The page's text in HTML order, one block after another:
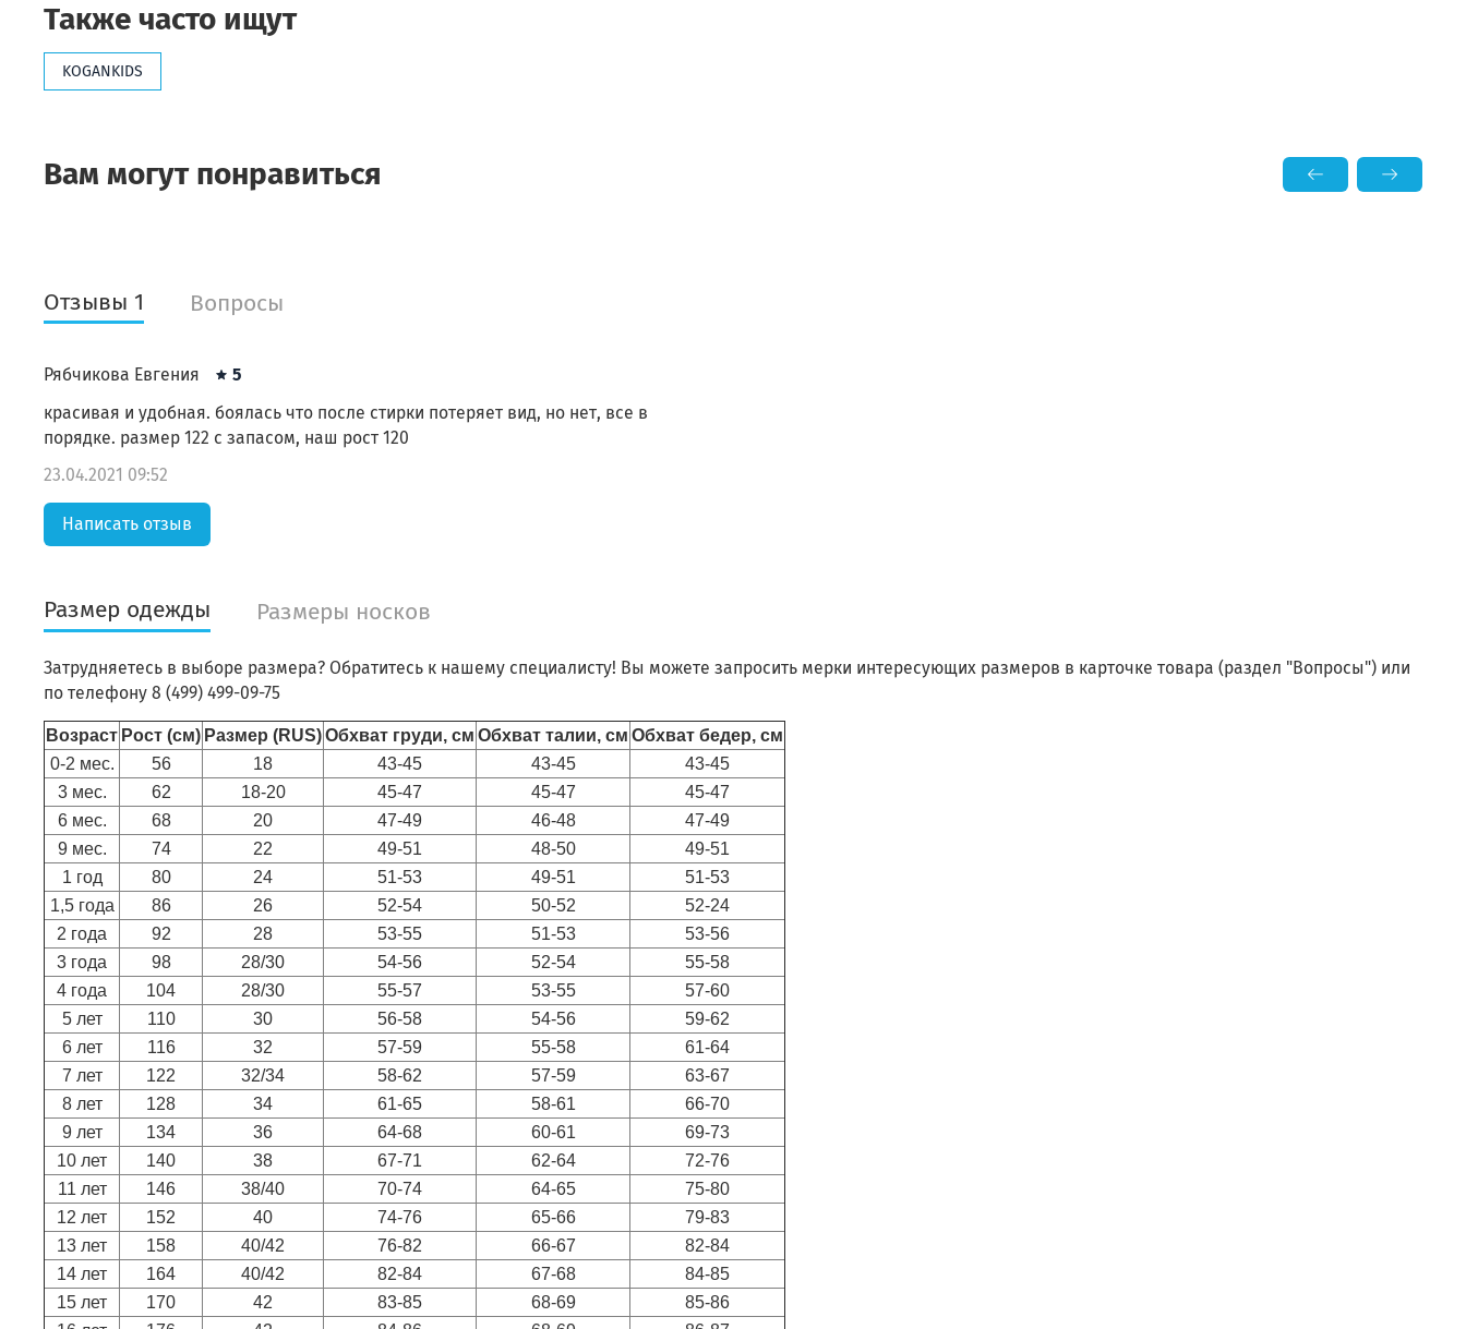
Также часто ищут
KOGANKIDS
Вам могут понравиться
Отзывы 1 Вопросы
Рябчикова Евгения
5
красивая и удобная. боялась что после стирки потеряет вид, но нет, все в
порядке. размер 122 с запасом, наш рост 120
23.04.2021 09:52
Написать отзыв
Размер одежды Размеры носков
Затрудняетесь в выборе размера? Обратитесь к нашему специалисту! Вы можете запросить мерки интересующих размеров в карточке товара (раздел "Вопросы") или
по телефону 8 (499) 499-09-75
Возраст Рост (см) Размер (RUS)Обхват груди, см Обхват талии, см Обхват бедер, см
0-2 мес.
56 18 43-45 43-45
43-45
3 мес.
62 18-20 45-47 45-47
45-47
6 мес.
68 20 47-49 46-48
47-49
9 мес.
74 22 49-51 48-50
49-51
1 год
80 24 51-53 49-51
51-53
1,5 года
86 26 52-54 50-52
52-24
2 года
92 28 53-55 51-53
53-56
3 года
98 28/30 54-56 52-54
55-58
4 года
104 28/30 55-57 53-55
57-60
5 лет
110 30 56-58 54-56
59-62
6 лет
116 32 57-59 55-58
61-64
7 лет
122 32/34 58-62 57-59
63-67
8 лет
128 34 61-65 58-61
66-70
9 лет
134 36 64-68 60-61
69-73
10 лет
140 38 67-71 62-64
72-76
11 лет
146 38/40 70-74 64-65
75-80
12 лет
152 40 74-76 65-66
79-83
13 лет
158 40/42 76-82 66-67
82-84
14 лет
164 40/42 82-84 67-68
84-85
15 лет
170 42 83-85 68-69
85-86